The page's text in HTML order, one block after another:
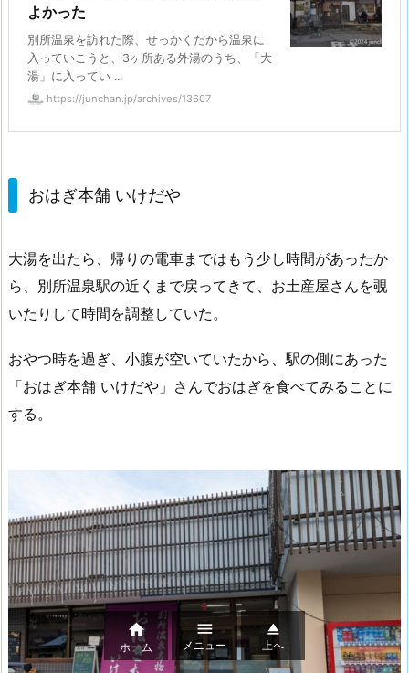
よかった
別所温泉を訪れた際、せっかくだから温泉に
入っていこうと、3ヶ所ある外湯のうち、「大
湯」に入ってい ...
https://junchan.jp/archives/13607
おはぎ本舗 いけだや
大湯を出たら、帰りの電車まではもう少し時間があったか
ら、別所温泉駅の近くまで戻ってきて、お土産屋さんを覗
いたりして時間を調整していた。
おやつ時を過ぎ、小腹が空いていたから、駅の側にあった
「おはぎ本舗 いけだや」さんでおはぎを食べてみることに
する。

ホーム

メニュー

上へ